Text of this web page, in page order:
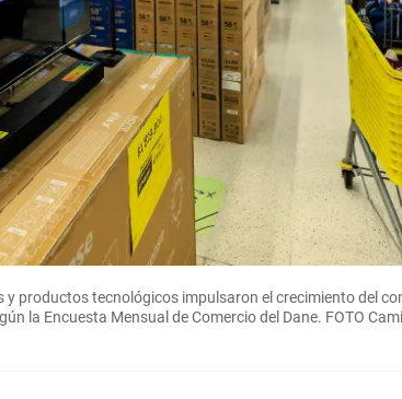
y productos tecnológicos impulsaron el crecimiento del
la Encuesta Mensual de Comercio del Dane. FOTO